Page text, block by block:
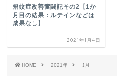
飛蚊症改善奮闘記その2【1か
月目の結果：ルテインなどは
成果なし】
2021年1月4日
HOME 2021年 1月